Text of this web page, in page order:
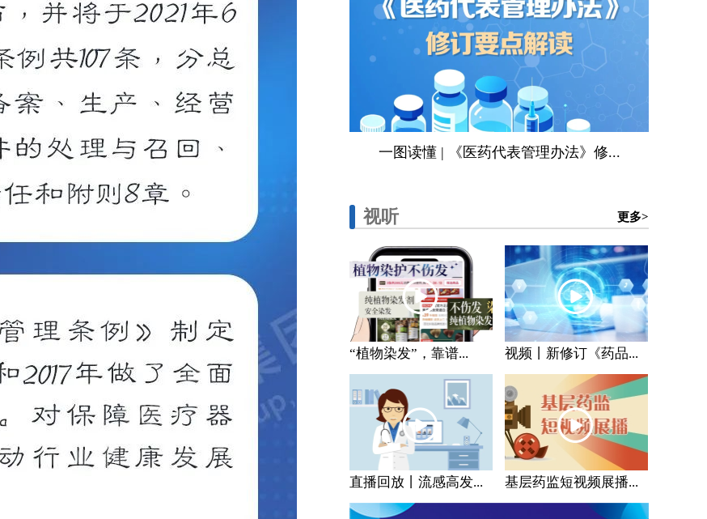
一图读懂 | 《医药代表管理办法》修...
视听 更多>
“植物染发”，靠谱... 视频丨新修订《药品...
直播回放丨流感高发... 基层药监短视频展播...